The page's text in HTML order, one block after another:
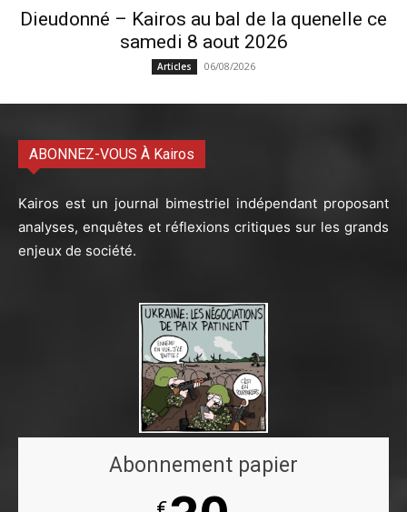
Dieudonné – Kairos au bal de la quenelle ce
samedi 8 aout 2026
Articles 06/08/2026
ABONNEZ-VOUS À Kairos
Kairos est un journal bimestriel indépendant proposant
analyses, enquêtes et réflexions critiques sur les grands
enjeux de société.
Abonnement papier